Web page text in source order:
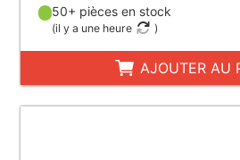
50+ pièces en stock
(il y a une heure )
AJOUTER AU